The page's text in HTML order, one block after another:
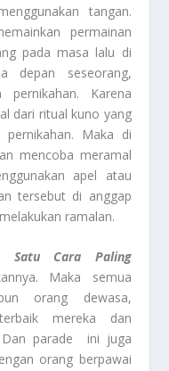
tangan.
permainan
pada masa lalu di
depan seseorang,
Karena
dari ritual kuno yang
Maka di
mencoba meramal
apel atau
tersebut di anggap
ramalan.
Satu Cara Paling
Maka semua
orang dewasa,
mereka dan
Dan parade ini juga
orang berpawai